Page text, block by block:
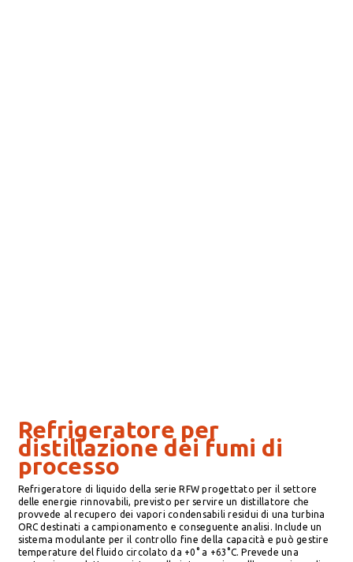
Refrigeratore per
distillazione dei fumi di
processo
Refrigeratore di liquido della serie RFW progettato per il settore
delle energie rinnovabili, previsto per servire un distillatore che
provvede al recupero dei vapori condensabili residui di una turbina
ORC destinati a campionamento e conseguente analisi. Include un
sistema modulante per il controllo fine della capacità e può gestire
temperature del fluido circolato da +0° a +63°C. Prevede una